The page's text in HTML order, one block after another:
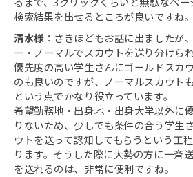
検索結果を出せるところが良いですね。
清水様：さきほどもお話に出ましたが
ー・ノーマルでスカウトを送り分けら
優先度の高い学生さんにゴールドスカ
のも良いのですが、ノーマルスカウト
という点でかなり役立っています。
希望勤務地・出身地・出身大学以外に
りないため、少しでも条件の合う学生
ウトを送って認知してもらうという工
ります。そうした際に大勢の方に一斉
を送れるのは、非常に便利ですね。